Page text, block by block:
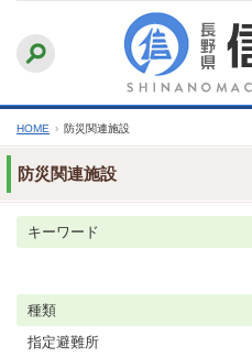
文
へ
ふりがなをつける
文字サイズ
HOME › 防災関連施設
防災関連施設
キーワード
種類
指定避難所